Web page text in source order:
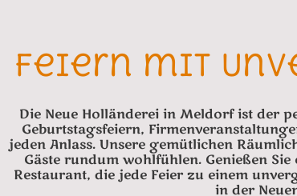
Feiern mit
Die Neue Holländerei in Meldorf ist der
Geburtstagsfeiern,
jeden Anlass. Unsere gemütlichen
Gäste rundum wohlfühlen. Genießen
Restaurant, die jede Feier zu einem
in der